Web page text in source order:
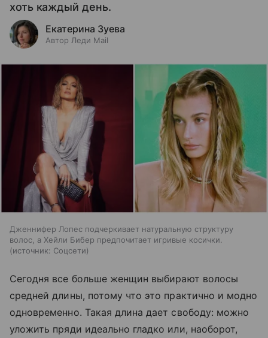
хоть каждый день.
Екатерина Зуева
Автор Леди Mail
Дженнифер Лопес подчеркивает натуральную структуру
волос, а Хейли Бибер предпочитает игривые косички.
источник: Соцсети
Сегодня все больше женщин выбирают волосы
средней длины, потому что это практично и модно
одновременно. Такая длина дает свободу: можно
уложить пряди идеально гладко или, наоборот,